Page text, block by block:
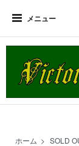
メニュー
ホーム > SOLD